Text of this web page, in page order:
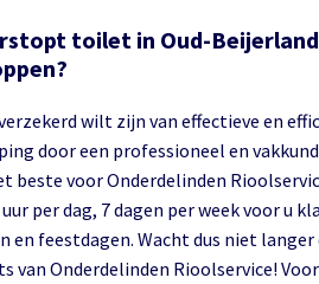
toilet in Oud-
wilt zijn van effectieve en
door een professioneel en
beste voor Onderdelinden
per dag, 7 dagen per week voor u
en feestdagen. Wacht dus niet langer
van Onderdelinden Rioolservice!